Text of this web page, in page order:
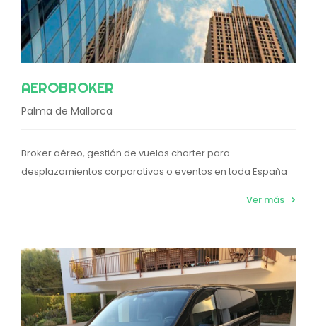
AEROBROKER
Palma de Mallorca
Broker aéreo, gestión de vuelos charter para
desplazamientos corporativos o eventos en toda España
Ver más